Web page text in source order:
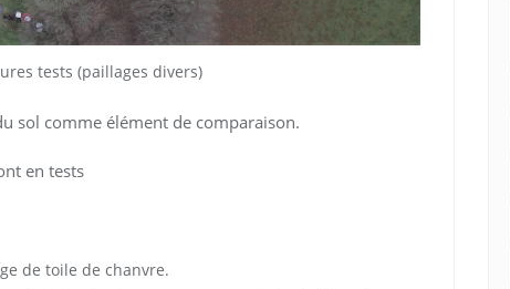
tests (paillages divers)
sol comme élément de comparaison.
en tests
de toile de chanvre.